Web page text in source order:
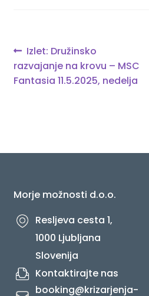
Navigacija
prispevka
Previous
post:
Izlet: Družinsko
razvajanje na krovu – MSC
Fantasia 11.5.2025, nedelja
Morje možnosti d.o.o.
Resljeva cesta 1,
1000 Ljubljana
Slovenija
Kontaktirajte nas
booking@krizarjenja-